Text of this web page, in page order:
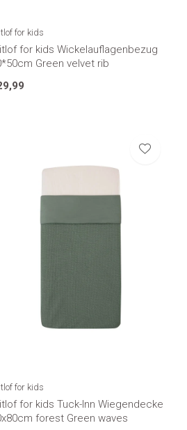
for kids
for kids Wickelauflagenbezug
Green velvet rib
for kids
for kids Tuck-Inn Wiegendecke
forest Green waves